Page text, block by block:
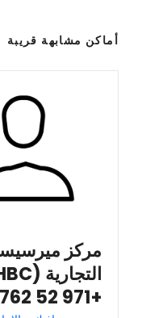
أماكن مشابهة قريبة
مركز
+971 52 762 1353